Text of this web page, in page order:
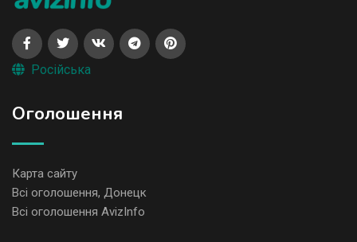
Російська
Оголошення
Карта сайту
Всі оголошення, Донецк
Всі оголошення AvizInfo